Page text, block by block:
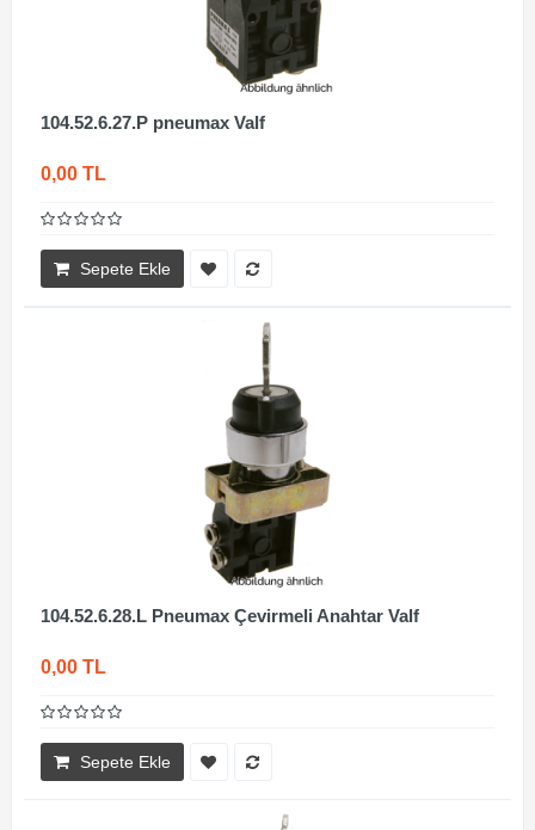
104.52.6.27.P pneumax Valf
0,00 TL
Sepete Ekle
104.52.6.28.L Pneumax Çevirmeli Anahtar Valf
0,00 TL
Sepete Ekle